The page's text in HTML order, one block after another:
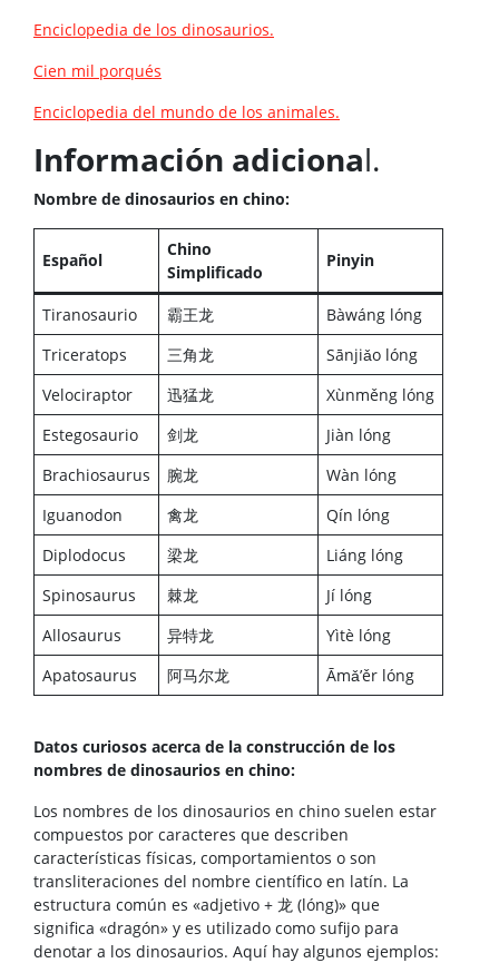
Enciclopedia de los dinosaurios.
Cien mil porqués
Enciclopedia del mundo de los animales.
Información adicional.
Nombre de dinosaurios en chino:
Español
Chino
Simplificado
Pinyin
Tiranosaurio 霸王龙
Bàwáng lóng
Triceratops
三角龙
Sānjiǎo lóng
Velociraptor
迅猛龙
Xùnměng lóng
Estegosaurio
剑龙
Jiàn lóng
Brachiosaurus
腕龙
Wàn lóng
Iguanodon
禽龙
Qín lóng
Diplodocus
梁龙
Liáng lóng
Spinosaurus
棘龙
Jí lóng
Allosaurus
异特龙
Yìtè lóng
Apatosaurus
阿马尔龙 Āmǎ’ěr lóng
Datos curiosos acerca de la construcción de los
nombres de dinosaurios en chino:
Los nombres de los dinosaurios en chino suelen estar
compuestos por caracteres que describen
características físicas, comportamientos o son
transliteraciones del nombre científico en latín. La
estructura común es «adjetivo + 龙 (lóng)» que
significa «dragón» y es utilizado como sufijo para
denotar a los dinosaurios. Aquí hay algunos ejemplos: